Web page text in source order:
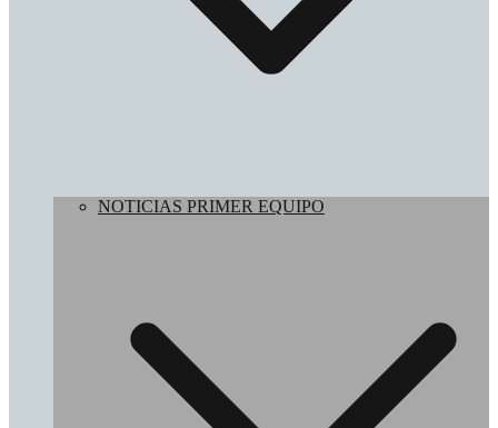
NOTICIAS PRIMER EQUIPO